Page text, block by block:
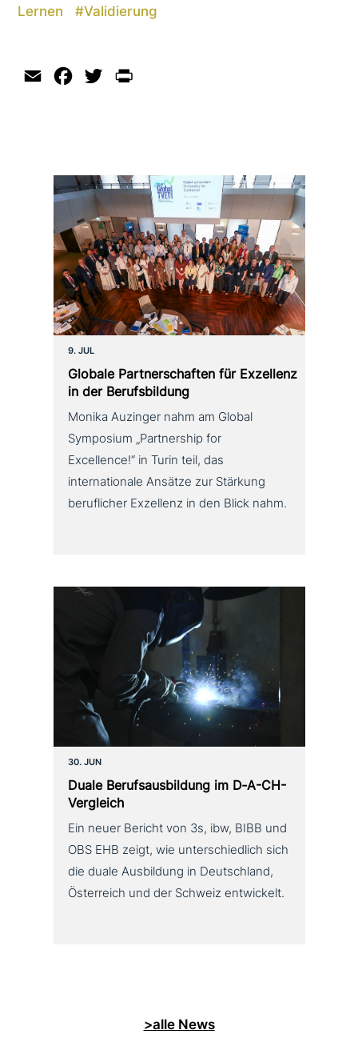
Lernen
#Validierung
Email Facebook
Twitter
9. JUL
Globale Partnerschaften für Exzellenz
in der Berufsbildung
Monika Auzinger nahm am Global
Symposium „Partnership for
Excellence!“ in Turin teil, das
internationale Ansätze zur Stärkung
beruflicher Exzellenz in den Blick nahm.
30. JUN
Duale Berufsausbildung im D‑A-CH-
Vergleich
Ein neuer Bericht von 3s, ibw, BIBB und
OBS EHB zeigt, wie unterschiedlich sich
die duale Ausbildung in Deutschland,
Österreich und der Schweiz entwickelt.
>alle News